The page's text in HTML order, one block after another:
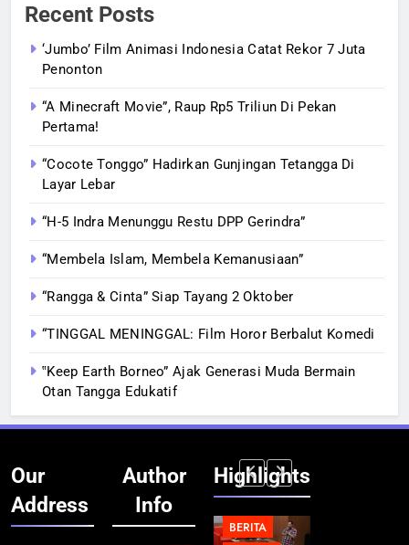
Recent Posts
‘Jumbo’ Film Animasi Indonesia Catat Rekor 7 Juta
Penonton
“A Minecraft Movie”, Raup Rp5 Triliun Di Pekan
Pertama!
“Cocote Tonggo” Hadirkan Gunjingan Tetangga Di
Layar Lebar
“H-5 Indra Menunggu Restu DPP Gerindra”
“Membela Islam, Membela Kemanusiaan”
“Rangga & Cinta” Siap Tayang 2 Oktober
“TINGGAL MENINGGAL: Film Horor Berbalut Komedi
‟Keep Earth Borneo” Ajak Generasi Muda Bermain
Otan Tangga Edukatif
Our
Address
Author
Info
Highlights
BERITA
BERITA
BERITA